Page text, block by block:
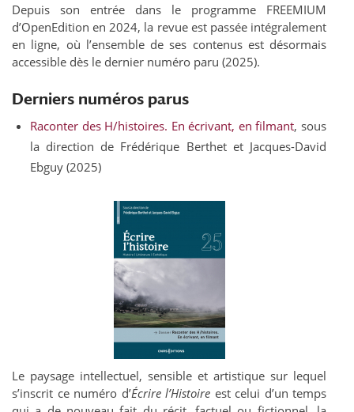
Depuis son entrée dans le programme FREEMIUM
d’OpenEdition en 2024, la revue est passée intégralement
en ligne, où l’ensemble de ses contenus est désormais
accessible dès le dernier numéro paru (2025).
Derniers numéros parus
Raconter des H/histoires. En écrivant, en filmant, sous
la direction de Frédérique Berthet et Jacques-David
Ebguy (2025)
Le paysage intellectuel, sensible et artistique sur lequel
s’inscrit ce numéro d’Écrire l’Histoire est celui d’un temps